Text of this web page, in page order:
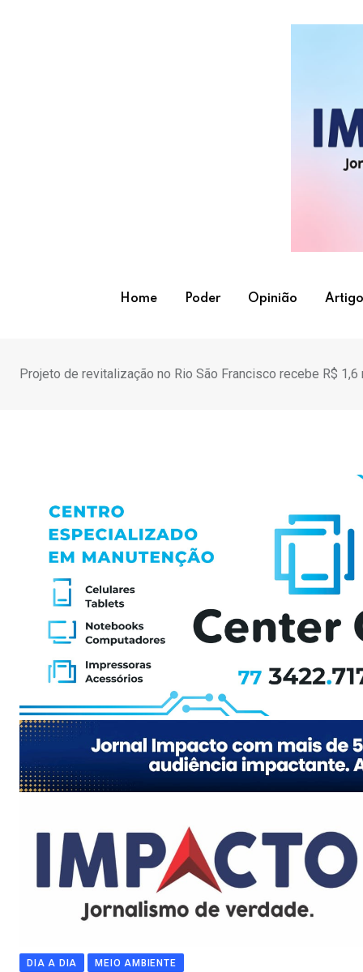
Home Poder Opinião
Projeto de revitalização no Rio São Francisco recebe R$
DIA A DIA MEIO AMBIENTE